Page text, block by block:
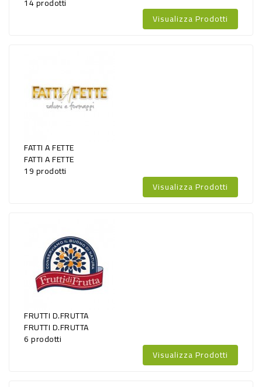
ALTRO
SURGELATI
GELATI
FOOD
ELETTRODOMESTICI
BAZAR
Visualizza Prodotti
FATTI A FETTE
FATTI A FETTE
19 prodotti
Visualizza Prodotti
FRUTTI D.FRUTTA
FRUTTI D.FRUTTA
6 prodotti
Visualizza Prodotti